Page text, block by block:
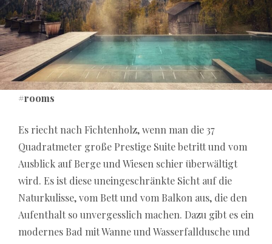
#rooms
Es riecht nach Fichtenholz, wenn man die 37
Quadratmeter große Prestige Suite betritt und vom
Ausblick auf Berge und Wiesen schier überwältigt
wird. Es ist diese uneingeschränkte Sicht auf die
Naturkulisse, vom Bett und vom Balkon aus, die den
Aufenthalt so unvergesslich machen. Dazu gibt es ein
modernes Bad mit Wanne und Wasserfalldusche und